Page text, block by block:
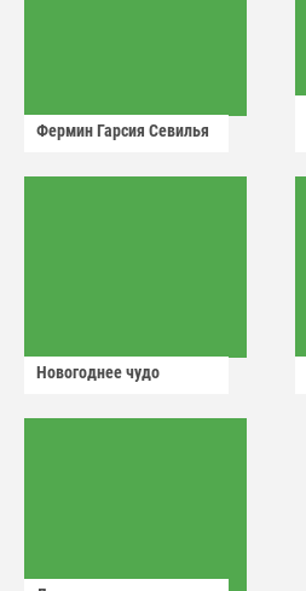
Фермин Гарсия Севилья
Новогоднее чудо